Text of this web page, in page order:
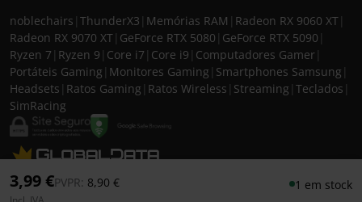
PVPR: Preço reduzido de
8,90 €para
3,99 € 1 em stock
noblechairs ThunderX3 Memórias RAM Radeon RX 9060 XT
Radeon RX 9070 XT GeForce RTX 5080 GeForce RTX 5090
Ryzen 7 Ryzen 9 Core i7 Core i9 Computadores Gamer
Portáteis Gaming Monitores Gaming Smartphones Samsung
Headsets Ratos Gaming Ratos Wireless Streaming Teclados
SimRacing
© 2026 CASEKING IBERIA. TODOS OS DIREITOS RESERVADOS. IVA incluído à
taxa em vigor para todos os produtos. As fotos apresentadas podem não